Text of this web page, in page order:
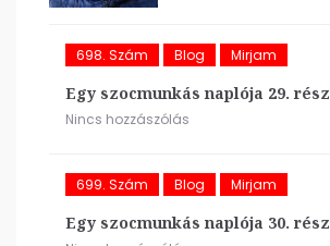
698. Szám Blog Mirjam
Egy szocmunkás naplója 29. rész
Nincs hozzászólás
699. Szám Blog Mirjam
Egy szocmunkás naplója 30. rész